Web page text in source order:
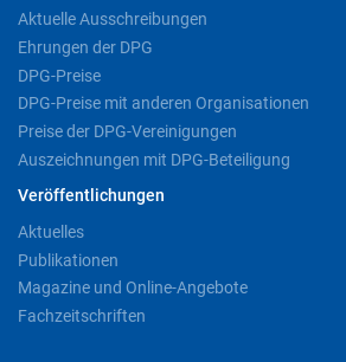
Aktuelle Ausschreibungen
Ehrungen der DPG
DPG-Preise
DPG-Preise mit anderen Organisationen
Preise der DPG-Vereinigungen
Auszeichnungen mit DPG-Beteiligung
Veröffentlichungen
Aktuelles
Publikationen
Magazine und Online-Angebote
Fachzeitschriften